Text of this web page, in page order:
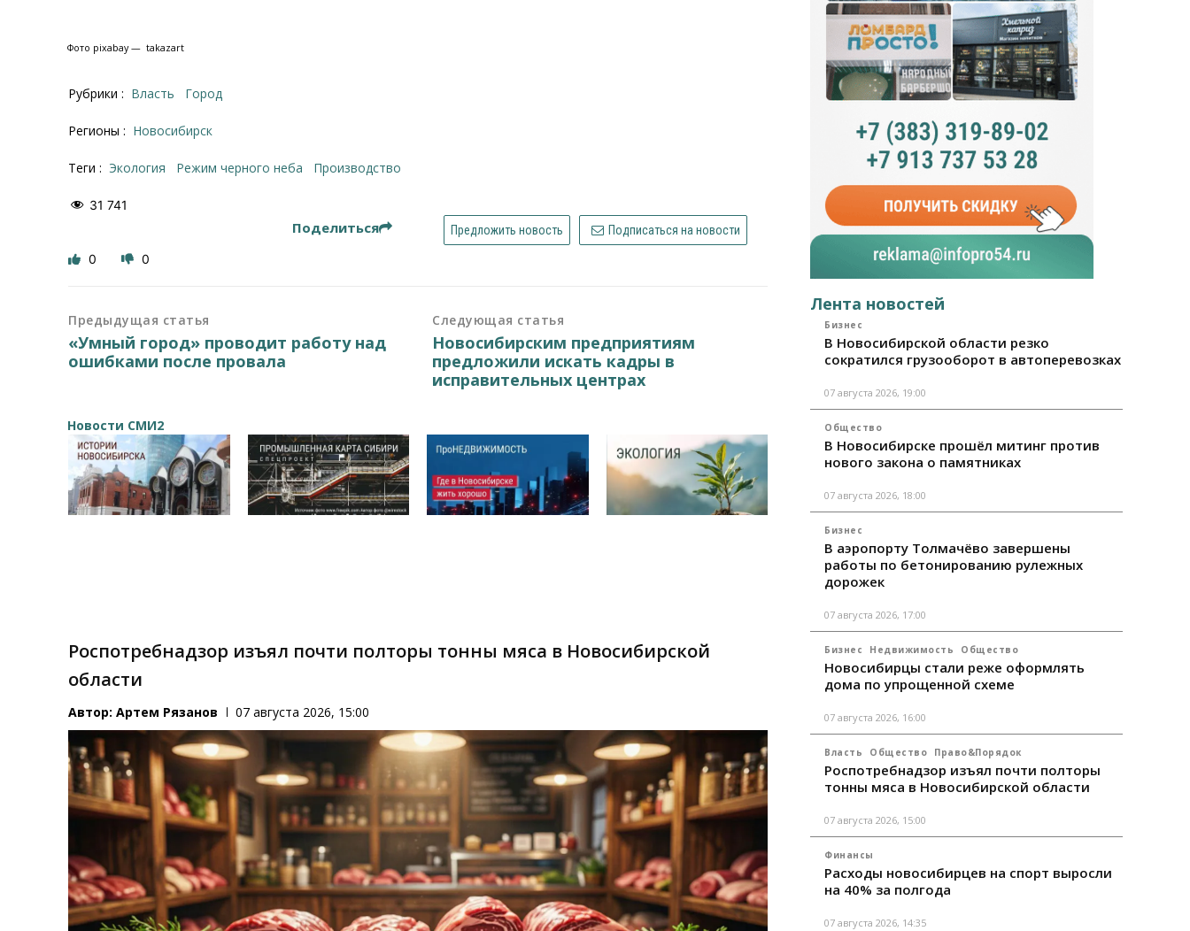
Фото pixabay — takazart
Рубрики : Власть Город
Регионы : Новосибирск
Теги : экология Режим черного неба производство
31 741
Поделиться Предложить новость Подписаться на новости
0 0
Предыдущая статья
«Умный город» проводит работу над
ошибками после провала
Следующая статья
Новосибирским предприятиям
предложили искать кадры в
исправительных центрах
Новости СМИ2
Роспотребнадзор изъял почти полторы тонны мяса в Новосибирской
области
Автор:Артем Рязанов 07 августа 2026, 15:00
Лента новостей
Бизнес
В Новосибирской области резко
сократился грузооборот в автоперевозках
07 августа 2026, 19:00
Общество
В Новосибирске прошёл митинг против
нового закона о памятниках
07 августа 2026, 18:00
Бизнес
В аэропорту Толмачёво завершены
работы по бетонированию рулежных
дорожек
07 августа 2026, 17:00
Бизнес Недвижимость Общество
Новосибирцы стали реже оформлять
дома по упрощенной схеме
07 августа 2026, 16:00
Власть Общество Право&Порядок
Роспотребнадзор изъял почти полторы
тонны мяса в Новосибирской области
07 августа 2026, 15:00
Финансы
Расходы новосибирцев на спорт выросли
на 40% за полгода
07 августа 2026, 14:35